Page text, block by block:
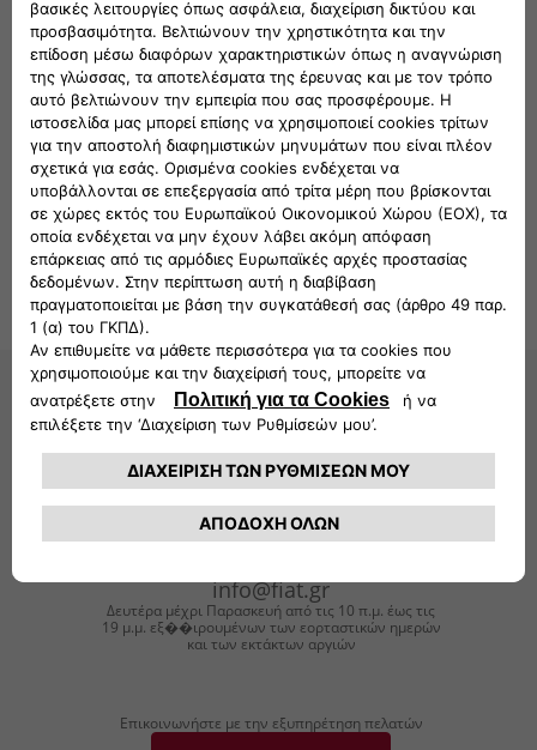
Σημείωση: Στην τιμή δεν
περιλαμβάνονται έξοδα
εγκατάστασης-τοποθέτησης
Ακολουθήστε μας
ΕΞΥΠΗΡΕΤΗΣΗ ΠΕΛΑΤΩΝ FIAT
CIAO FIAT
info@fiat.gr
Δευτέρα μέχρι Παρασκευή από τις 10 π.μ. έως τις
19 μ.μ. εξ��ιρουμένων των εορταστικών ημερών
και των εκτάκτων αργιών
Επικοινωνήστε με την εξυπηρέτηση πελατών